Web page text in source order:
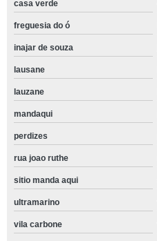
casa verde
freguesia do ó
inajar de souza
lausane
lauzane
mandaqui
perdizes
rua joao ruthe
sitio manda aqui
ultramarino
vila carbone